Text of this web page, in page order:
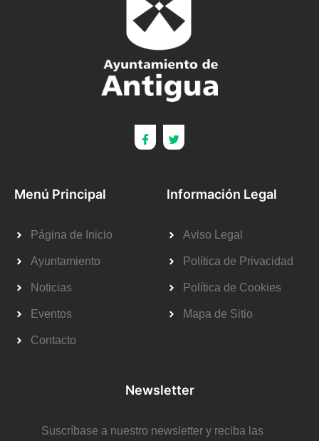
Menú Principal
Página de Inicio
Ayuntamiento
Noticias
Eventos
Contacto
Información Legal
Aviso Legal
Política de Privacidad
Política de Cookies
Mapa de Sitio
Newsletter
Suscríbase a nuestro newsletter y reciba las